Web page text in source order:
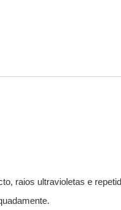
raios ultravioletas e